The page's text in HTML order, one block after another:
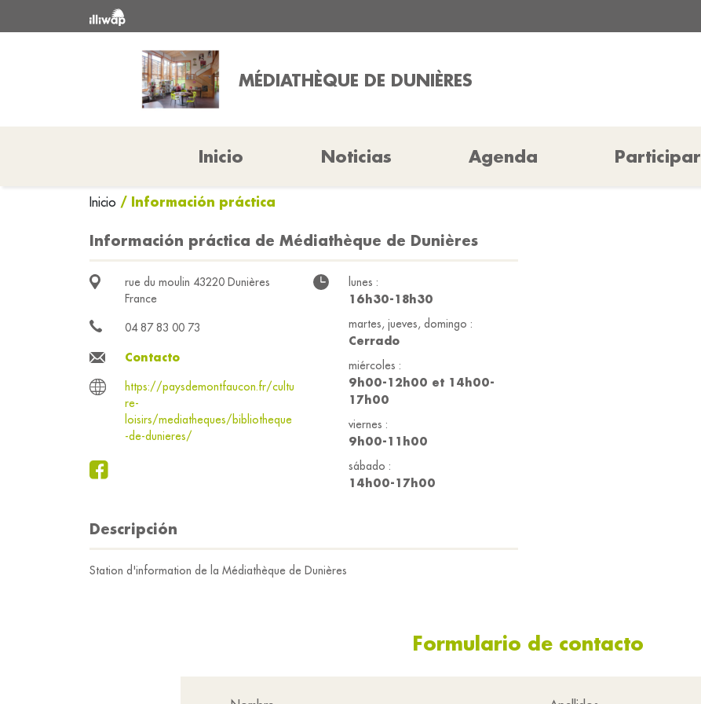
MÉDIATHÈQUE DE DUNIÈRES
Inicio Noticias Agenda Participar
Inicio / Información práctica
Información práctica de Médiathèque de Dunières
rue du moulin 43220 Dunières
France
04 87 83 00 73
Contacto
https://paysdemontfaucon.fr/cultu
re-
loisirs/mediatheques/bibliotheque
-de-dunieres/
lunes :
16h30-18h30
martes, jueves, domingo :
Cerrado
miércoles :
9h00-12h00 et 14h00-
17h00
viernes :
9h00-11h00
sábado :
14h00-17h00
Descripción
Station d'information de la Médiathèque de Dunières
Formulario de contacto